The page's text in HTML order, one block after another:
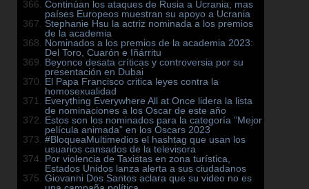
Continúan los ataques de Rusia a Ucrania, mas
países Europeos muestran su apoyo a Ucrania
Stephanie Hsu la actriz nominada a los premios
de la academia
Nominados a los premios de la academia 2023:
Del Toro, Cuarón e Iñárritu
Beyonce desata críticas y controversia por su
presentación en Dubai
El Papa Francisco critica leyes contra la
homosexualidad
Everything Everywhere All at Once lidera la lista
de nominaciones a los Oscar de este año
Estos son los nominados para la categoría ”Mejor
película animada” en los Oscars 2023
#BloqueaMultimedios el hashtag que usan los
usuarios cansados de la televisora
Por violencia de Taxistas en zona turística,
Estados Unidos lanza alerta a sus ciudadanos
Giovanni Dos Santos aclara que su video no es